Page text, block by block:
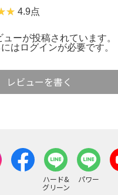
4.9点
ーが投稿されています。
は ログインが必要です。
レビューを書く
ハード&
グリーン
パワー